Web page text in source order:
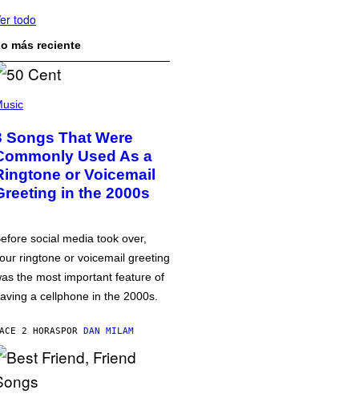
todo
más reciente
Songs That Were
Used As a
or Voicemail
in the 2000s
social media took over,
ringtone or voicemail greeting
the most important feature of
a cellphone in the 2000s.
2 HORASPOR DAN MILAM